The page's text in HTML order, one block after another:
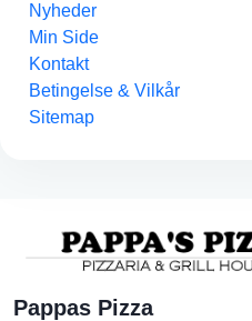
Nyheder
Min Side
Kontakt
Betingelse & Vilkår
Sitemap
Pappas Pizza